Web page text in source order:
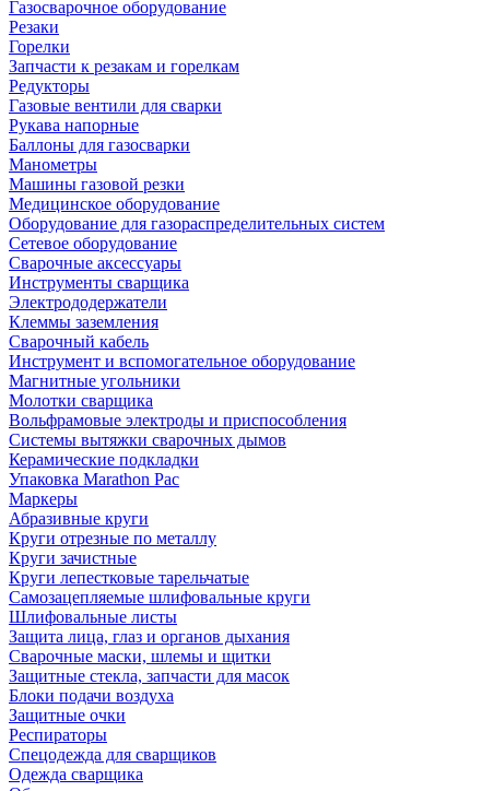
Газосварочное оборудование
Резаки
Горелки
Запчасти к резакам и горелкам
Редукторы
Газовые вентили для сварки
Рукава напорные
Баллоны для газосварки
Манометры
Машины газовой резки
Медицинское оборудование
Оборудование для газораспределительных систем
Сетевое оборудование
Сварочные аксессуары
Инструменты сварщика
Электрододержатели
Клеммы заземления
Сварочный кабель
Инструмент и вспомогательное оборудование
Магнитные угольники
Молотки сварщика
Вольфрамовые электроды и приспособления
Системы вытяжки сварочных дымов
Керамические подкладки
Упаковка Marathon Pac
Маркеры
Абразивные круги
Круги отрезные по металлу
Круги зачистные
Круги лепестковые тарельчатые
Самозацепляемые шлифовальные круги
Шлифовальные листы
Защита лица, глаз и органов дыхания
Сварочные маски, шлемы и щитки
Защитные стекла, запчасти для масок
Блоки подачи воздуха
Защитные очки
Респираторы
Спецодежда для сварщиков
Одежда сварщика